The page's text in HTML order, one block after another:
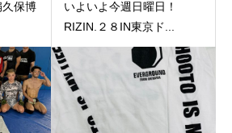
保博
いよいよ今週日曜日！
RIZIN.２８IN東京ド...